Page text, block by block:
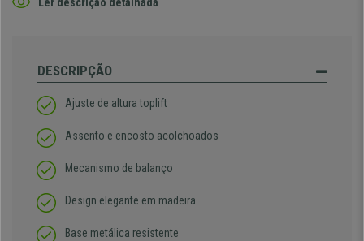
DESCRIPÇÃO
Ajuste de altura toplift
Assento e encosto acolchoados
Mecanismo de balanço
Design elegante em madeira
Base metálica resistente